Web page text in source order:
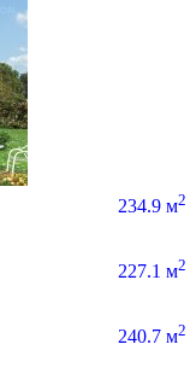
234.9 м2
227.1 м2
240.7 м2